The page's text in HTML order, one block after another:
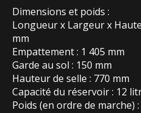
Dimensions et poids :
Longueur x Largeur x
mm
Empattement : 1 405 mm
Garde au sol : 150 mm
Hauteur de selle : 770 mm
Capacité du réservoir : 12
Poids (en ordre de marche)